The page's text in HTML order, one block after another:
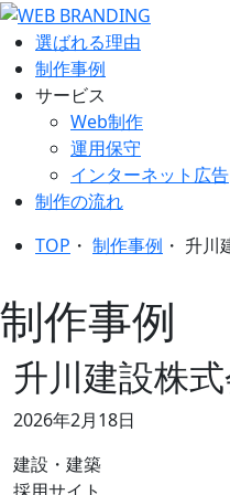
選ばれる理由
制作事例
サービス
Web制作
運用保守
インターネット広告
制作の流れ
TOP ・ 制作事例 ・ 升川
制作事例
升川建設株
2026年2月18日
建設・建築